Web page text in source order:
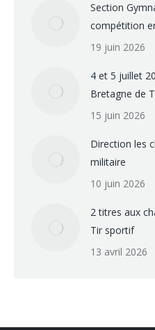
Section
compétition
19 juin 2026
4 et 5 juillet
Bretagne de
15 juin 2026
Direction les
militaire
10 juin 2026
2 titres aux
Tir sportif
13 avril 2026